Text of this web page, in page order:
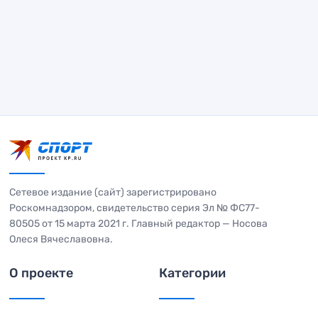
Сетевое издание (сайт) зарегистрировано
Роскомнадзором, свидетельство серия Эл № ФС77-
80505 от 15 марта 2021 г. Главный редактор — Носова
Олеся Вячеславовна.
О проекте Категории